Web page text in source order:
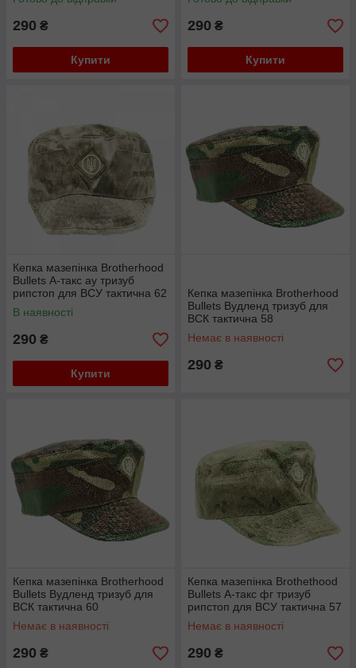
290 ₴
Купити
290 ₴
Купити
Кепка мазепінка Brotherhood
Bullets А-такс ау тризуб
рипстоп для ВСУ тактична 62
В наявності
290 ₴
Купити
Кепка мазепінка Brotherhood
Bullets Вудленд тризуб для
ВСК тактична 58
Немає в наявності
290 ₴
Кепка мазепінка Brotherhood
Bullets Вудленд тризуб для
ВСК тактична 60
Немає в наявності
290 ₴
Кепка мазепінка Brothethood
Bullets А-такс фг тризуб
рипстоп для ВСУ тактична 57
Немає в наявності
290 ₴